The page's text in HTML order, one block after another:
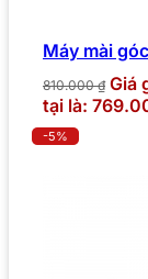
Máy mài
810.000₫ Giá
tại là:
-5%